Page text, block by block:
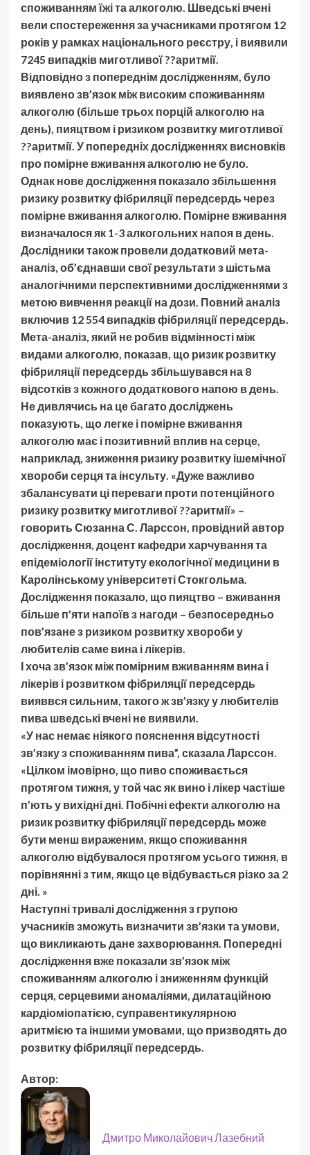
споживанням їжі та алкоголю. Шведські вчені
вели спостереження за учасниками протягом 12
років у рамках національного реєстру, і виявили
7245 випадків миготливої ??аритмії.
Відповідно з попереднім дослідженням, було
виявлено зв’язок між високим споживанням
алкоголю (більше трьох порцій алкоголю на
день), пияцтвом і ризиком розвитку миготливої
??аритмії. У попередніх дослідженнях висновків
про помірне вживання алкоголю не було.
Однак нове дослідження показало збільшення
ризику розвитку фібриляції передсердь через
помірне вживання алкоголю. Помірне вживання
визначалося як 1-3 алкогольних напоя в день.
Дослідники також провели додатковий мета-
аналіз, об’єднавши свої результати з шістьма
аналогічними перспективними дослідженнями з
метою вивчення реакції на дози. Повний аналіз
включив 12 554 випадків фібриляції передсердь.
Мета-аналіз, який не робив відмінності між
видами алкоголю, показав, що ризик розвитку
фібриляції передсердь збільшувався на 8
відсотків з кожного додаткового напою в день.
Не дивлячись на це багато досліджень
показують, що легке і помірне вживання
алкоголю має і позитивний вплив на серце,
наприклад, зниження ризику розвитку ішемічної
хвороби серця та інсульту. «Дуже важливо
збалансувати ці переваги проти потенційного
ризику розвитку миготливої ??аритмії» –
говорить Сюзанна С. Ларссон, провідний автор
дослідження, доцент кафедри харчування та
епідеміології інституту екологічної медицини в
Каролінському університеті Стокгольма.
Дослідження показало, що пияцтво – вживання
більше п’яти напоїв з нагоди – безпосередньо
пов’язане з ризиком розвитку хвороби у
любителів саме вина і лікерів.
І хоча зв’язок між помірним вживанням вина і
лікерів і розвитком фібриляції передсердь
вияввся сильним, такого ж зв’язку у любителів
пива шведські вчені не виявили.
«У нас немає ніякого пояснення відсутності
зв’язку з споживанням пива”, сказала Ларссон.
«Цілком імовірно, що пиво споживається
протягом тижня, у той час як вино і лікер частіше
п’ють у вихідні дні. Побічні ефекти алкоголю на
ризик розвитку фібриляції передсердь може
бути менш вираженим, якщо споживання
алкоголю відбувалося протягом усього тижня, в
порівнянні з тим, якщо це відбувається різко за 2
дні. »
Наступні тривалі дослідження з групою
учасників зможуть визначити зв’язки та умови,
що викликають дане захворювання. Попередні
дослідження вже показали зв’язок між
споживанням алкоголю і зниженням функцій
серця, серцевими аномаліями, дилатаційною
кардіоміопатією, суправентикулярною
аритмією та іншими умовами, що призводять до
розвитку фібриляції передсердь.
Автор:
Дмитро Миколайович Лазебний